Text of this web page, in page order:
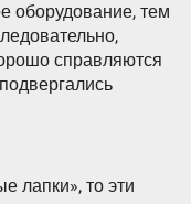
оборудование, тем
справляются
лапки», то эти